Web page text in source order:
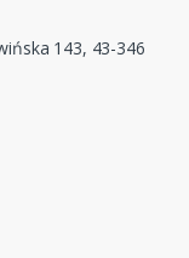
143, 43-346